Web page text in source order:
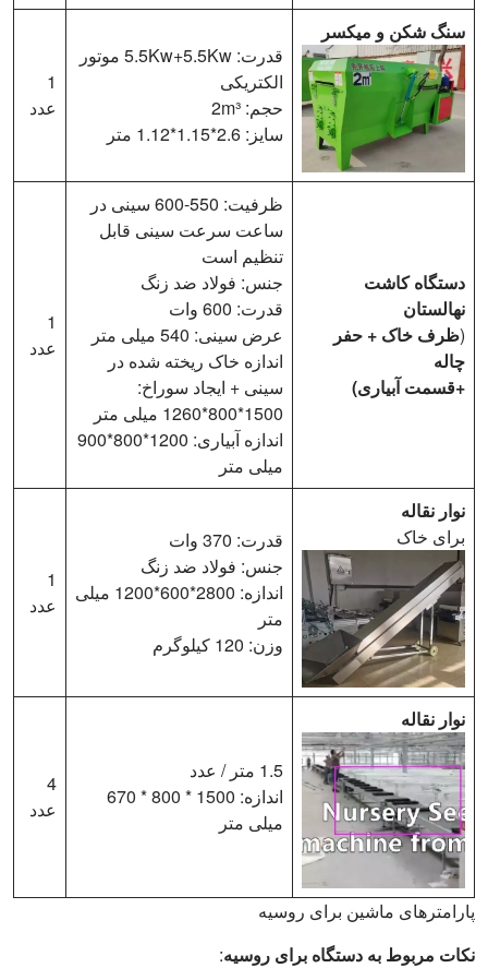
سنگ شکن و میکسر
قدرت: 5.5Kw+5.5Kw موتور
الکتریکی
حجم: 2m³
سایز: 2.6*1.15*1.12 متر
1
عدد
دستگاه کاشت
نهالستان
(ظرف خاک + حفر
چاله
+قسمت آبیاری)
ظرفیت: 550-600 سینی در
ساعت سرعت سینی قابل
تنظیم است
جنس: فولاد ضد زنگ
قدرت: 600 وات
عرض سینی: 540 میلی متر
اندازه خاک ریخته شده در
سینی + ایجاد سوراخ:
1500*800*1260 میلی متر
اندازه آبیاری: 1200*800*900
میلی متر
1
عدد
نوار نقاله
برای خاک
قدرت: 370 وات
جنس: فولاد ضد زنگ
اندازه: 2800*600*1200 میلی
متر
وزن: 120 کیلوگرم
1
عدد
نوار نقاله
1.5 متر / عدد
اندازه: 1500 * 800 * 670
میلی متر
4
عدد
پارامترهای ماشین برای روسیه
نکات مربوط به دستگاه برای روسیه: